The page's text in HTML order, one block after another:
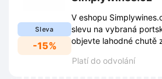
Sleva
-15%
V eshopu
slevu na vybraná
objevte lahodné chutě
Platí do odvolání